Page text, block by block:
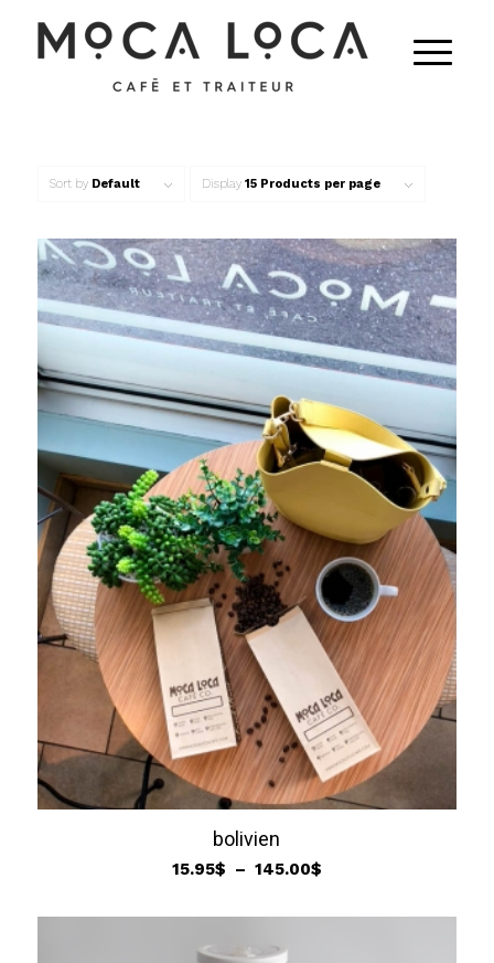
Sort by Default Display 15 Products per page
bolivien
15.95$ – 145.00$Plage
prix :